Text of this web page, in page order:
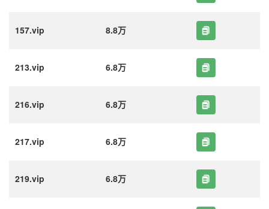
157.vip 8.8万
213.vip 6.8万
216.vip 6.8万
217.vip 6.8万
219.vip 6.8万